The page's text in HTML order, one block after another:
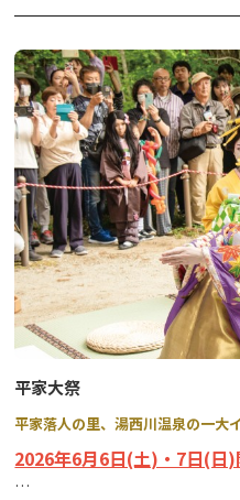
れたのが、日光和楽踊り発祥の
民が参加し、にぎやかなイベン
【和楽の里大抽選会】例年、和
里大抽選会」を開催いたします
なります。
【無料シャトルバス】
８月７日（金）限定の無料シャ
詳細は下記よりご確認ください
平家大祭
平家落人の里、湯西川温泉の一大
2026年6月6日(土)・7日(日)